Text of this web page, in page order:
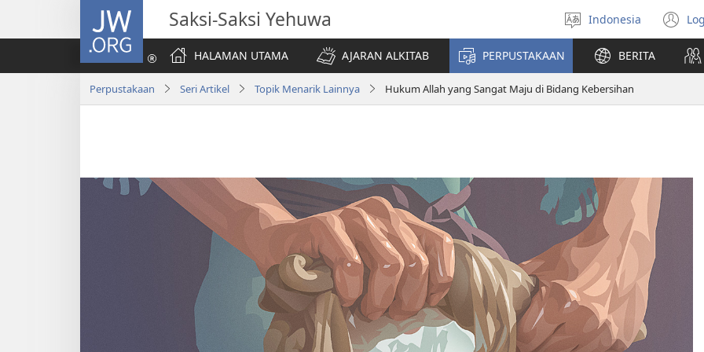
JW.ORG Saksi-Saksi Yehuwa
Pilih
bahasa
Indonesia
di
HALAMAN UTAMA
AJARAN ALKITAB PERPUSTAKAAN BERITA
Perpustakaan Seri Artikel Topik Menarik Lainnya Hukum Allah yang Sangat Maju di Bidang Kebersihan